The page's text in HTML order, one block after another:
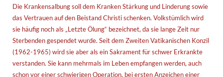
Die Krankensalbung soll dem Kranken Stärkung und Linderung sowie
das Vertrauen auf den Beistand Christi schenken. Volkstümlich wird
sie häufig noch als „Letzte Ölung“ bezeichnet, da sie lange Zeit nur
Sterbenden gespendet wurde. Seit dem Zweiten Vatikanischen Konzil
(1962-1965) wird sie aber als ein Sakrament für schwer Erkrankte
verstanden. Sie kann mehrmals im Leben empfangen werden, auch
schon vor einer schwierigen Operation, bei ersten Anzeichen einer